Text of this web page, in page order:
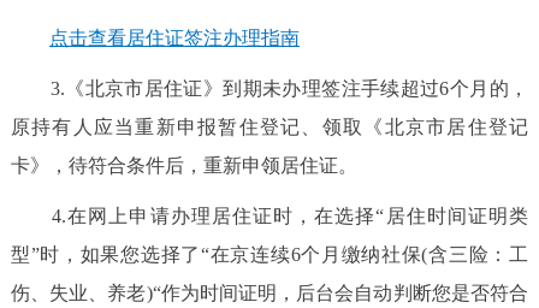
点击查看居住证签注办理指南
3.《北京市居住证》到期未办理签注手续超过6个月的，
原持有人应当重新申报暂住登记、领取《北京市居住登记
卡》，待符合条件后，重新申领居住证。
4.在网上申请办理居住证时，在选择“居住时间证明类
型”时，如果您选择了“在京连续6个月缴纳社保(含三险：工
伤、失业、养老)“作为时间证明，后台会自动判断您是否符合